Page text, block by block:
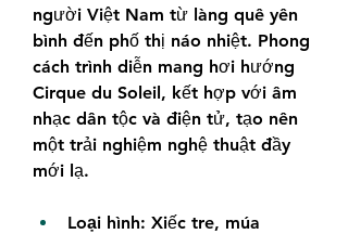
người Việt Nam từ làng quê yên
bình đến phố thị náo nhiệt. Phong
cách trình diễn mang hơi hướng
Cirque du Soleil, kết hợp với âm
nhạc dân tộc và điện tử, tạo nên
một trải nghiệm nghệ thuật đầy
mới lạ.
Loại hình: Xiếc tre, múa